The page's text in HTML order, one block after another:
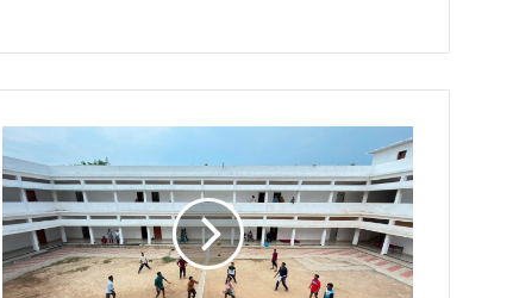
छोड़
थामा
वॉलीबॉल
सुकमा
के
पुनर्वास